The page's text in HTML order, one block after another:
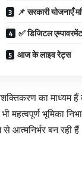
📌 सरकारी योजनाएँ
✅ डिजिटल
आज के लाइव रेट्स
का माध्यम हैं
महत्वपूर्ण भूमिका
आत्मनिर्भर बन रही